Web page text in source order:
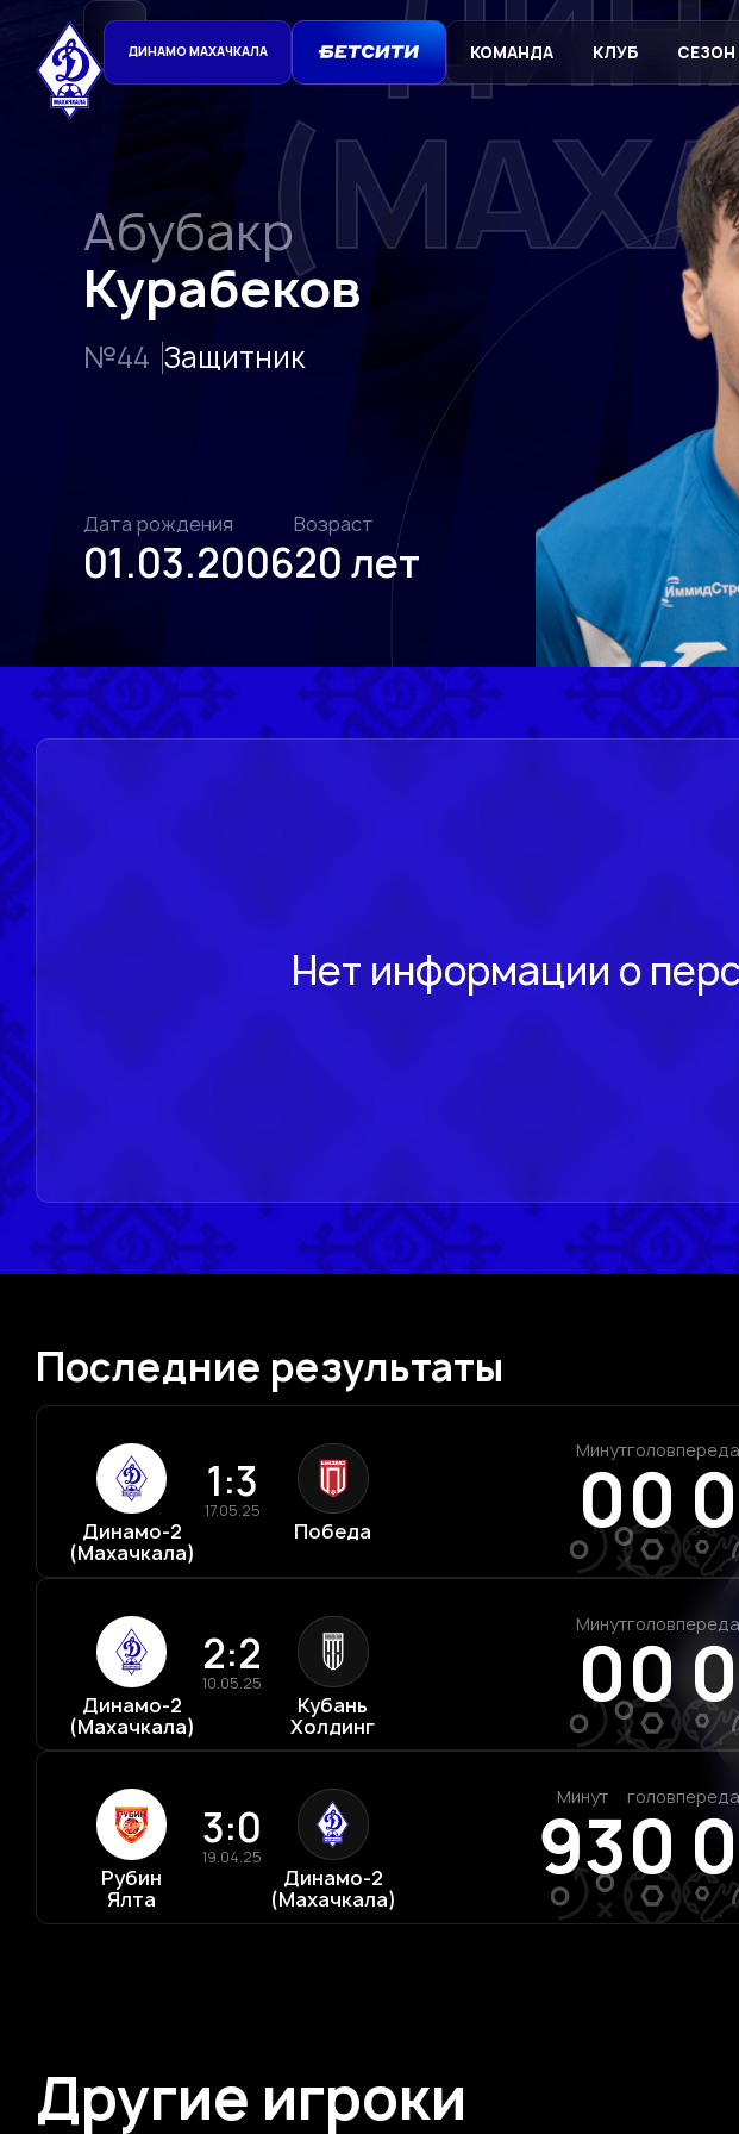
ДИНАМО МАХАЧКАЛА КОМАНДА КЛУБ СЕЗОН
Абубакр
Курабеков
№44 Защитник
Дата рождения
01.03.2006
Возраст
20 лет
Последние результаты
Динамо-2
(Махачкала)
1:3
17.05.25
Победа
Минут
0
голов
0 0
Динамо-2
(Махачкала)
2:2
10.05.25
Кубань
Холдинг
Минут
0
голов
0 0
Рубин
Ялта
3:0
19.04.25
Динамо-2
(Махачкала)
Минут
93
голов
0 0
Другие игроки